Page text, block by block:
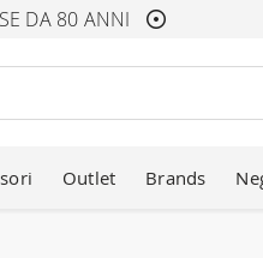
DA 80 ANNI
Outlet Brands